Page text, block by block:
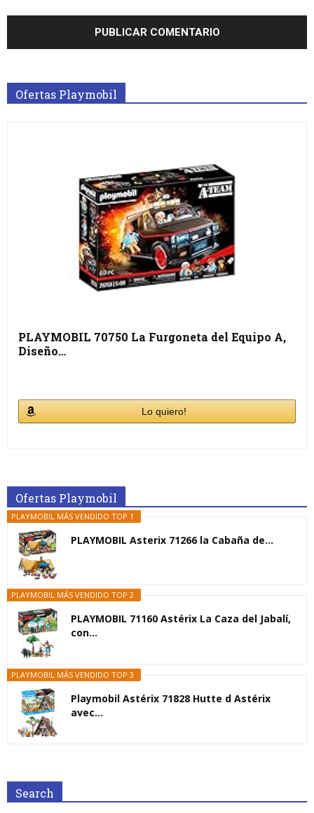
Ofertas Playmobil
PLAYMOBIL 70750 La Furgoneta del Equipo A,
Diseño…
Lo quiero!
Ofertas Playmobil
PLAYMOBIL MÁS VENDIDO TOP 1
PLAYMOBIL Asterix 71266 la Cabaña de...
PLAYMOBIL MÁS VENDIDO TOP 2
PLAYMOBIL 71160 Astérix La Caza del Jabalí,
con...
PLAYMOBIL MÁS VENDIDO TOP 3
Playmobil Astérix 71828 Hutte d Astérix
avec...
Search